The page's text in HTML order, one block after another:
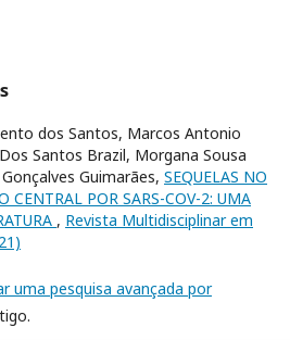
dos Santos, Marcos Antonio
Santos Brazil, Morgana Sousa
Guimarães, SEQUELAS NO
CENTRAL POR SARS-COV-2: UMA
, Revista Multidisciplinar em
uma pesquisa avançada por